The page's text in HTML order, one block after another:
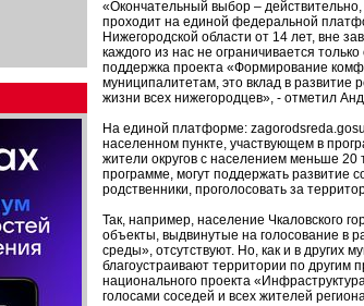
«Окончательный выбор –
проходит на единой федеральной
Нижегородской области от 14 лет, вне
каждого из нас не ограничивается
поддержка проекта «Формирование
муниципалитетам, это вклад в развитие
жизни всех нижегородцев», - отметил
На единой платформе:
населенном пункте, участвующем в
жители округов с населением меньше
программе, могут поддержать развитие
родственники, проголосовать за
Так, например, население Чкаловского
объекты, выдвинутые на голосование в
среды», отсутствуют. Но, как и в других
благоустраивают территории по другим
национального проекта
голосами соседей и всех жителей